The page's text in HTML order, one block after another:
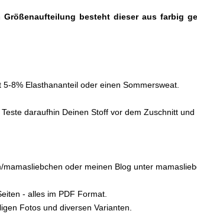
besteht dieser aus farbig
8% Elasthananteil oder einen Sommersweat.
daraufhin Deinen Stoff vor dem Zuschnitt und
oder meinen Blog unter
- alles im PDF Format.
Fotos und diversen Varianten.